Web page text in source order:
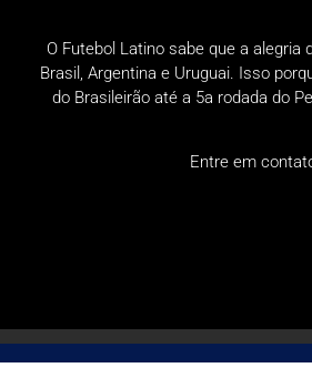
O Futebol Latino sabe que a
Brasil, Argentina e Uruguai. Isso
do Brasileirão até a 5a rodada do
Entre em